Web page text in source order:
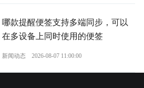
哪款提醒便签支持多端同步，可以
在多设备上同时使用的便签
新闻动态 2026-08-07 11:00:00